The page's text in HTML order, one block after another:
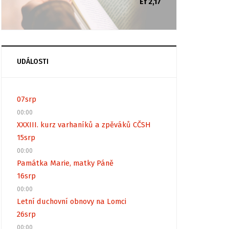
Ef 2,17
UDÁLOSTI
07srp
00:00
XXXIII. kurz varhaníků a zpěváků CČSH
15srp
00:00
Památka Marie, matky Páně
16srp
00:00
Letní duchovní obnovy na Lomci
26srp
00:00